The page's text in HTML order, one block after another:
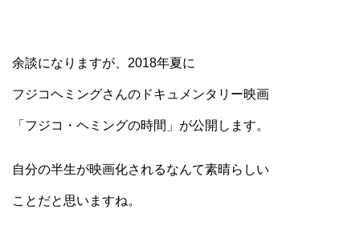
余談になりますが、2018年夏に
フジコヘミングさんのドキュメンタリー映画
「フジコ・ヘミングの時間」が公開します。
自分の半生が映画化されるなんて素晴らしい
ことだと思いますね。